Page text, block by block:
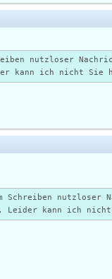
nutzloser
kann ich nicht Sie
Schreiben nutzloser
Leider kann ich